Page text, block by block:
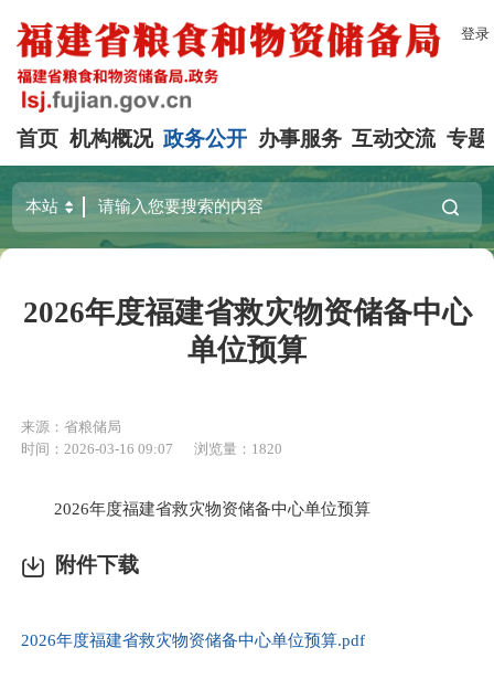
登录
首页 机构概况 政务公开 办事服务 互动交流 专题
2026年度福建省救灾物资储备中心
单位预算
来源：省粮储局
时间：2026-03-16 09:07
浏览量：1820
2026年度福建省救灾物资储备中心单位预算
附件下载
2026年度福建省救灾物资储备中心单位预算.pdf